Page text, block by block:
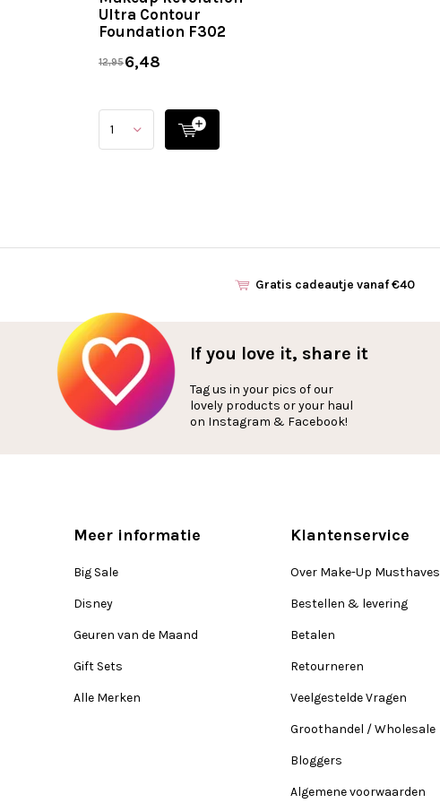
Ultra Contour
Foundation F302
12,956,48
Gratis cadeautje vanaf €40
If you love it, share it
Tag us in your pics of our
lovely products or your haul
on Instagram & Facebook!
Meer informatie
Big Sale
Disney
Geuren van de Maand
Gift Sets
Alle Merken
Klantenservice
Over Make-Up Musthaves
Bestellen & levering
Betalen
Retourneren
Veelgestelde Vragen
Groothandel / Wholesale
Bloggers
Algemene voorwaarden